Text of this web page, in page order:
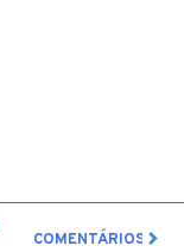
COMENTÁRIOS